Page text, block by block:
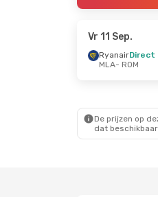
- Di 1 Sep.
Vr 11 Sep.
RyanairDirect
MLA- ROM
De prijzen op
dat